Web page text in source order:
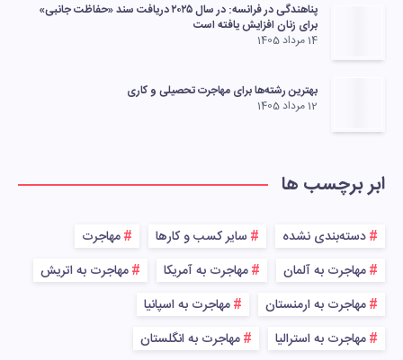
پناهندگی در فرانسه: در سال ۲۰۲۵ دریافت سند «حفاظت جانبی»
برای زنان افزایش یافته است
14 مرداد 1405
بهترین رشته‌ها برای مهاجرت تحصیلی و کاری
12 مرداد 1405
ابر برچسب ها
دسته‌بندی نشده سایر کسب و کارها
مهاجرت
مهاجرت به آلمان
مهاجرت به آمریکا
مهاجرت به اتریش
مهاجرت به ارمنستان
مهاجرت به اسپانیا
مهاجرت به استرالیا
مهاجرت به انگلستان